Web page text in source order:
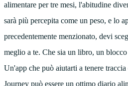
alimentare per tre mesi, l'abitudine
sarà più percepita come un peso, e lo
precedentemente menzionato, devi
meglio a te. Che sia un libro, un
Un'app che può aiutarti a tenere
Journey può essere un ottimo diario